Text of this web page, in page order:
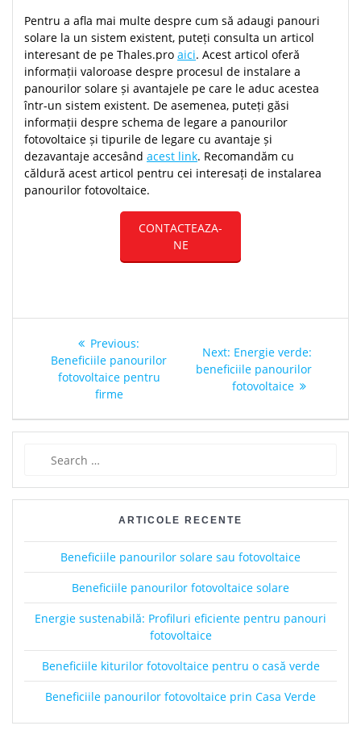
Pentru a afla mai multe despre cum să adaugi panouri
solare la un sistem existent, puteți consulta un articol
interesant de pe Thales.pro aici. Acest articol oferă
informații valoroase despre procesul de instalare a
panourilor solare și avantajele pe care le aduc acestea
într-un sistem existent. De asemenea, puteți găsi
informații despre schema de legare a panourilor
fotovoltaice și tipurile de legare cu avantaje și
dezavantaje accesând acest link. Recomandăm cu
căldură acest articol pentru cei interesați de instalarea
panourilor fotovoltaice.
CONTACTEAZA-
NE
navigation
Previous:
post:
Beneficiile panourilor
fotovoltaice pentru
firme
Next: Next
post:
Energie verde:
beneficiile panourilor
fotovoltaice
ARTICOLE RECENTE
Beneficiile panourilor solare sau fotovoltaice
Beneficiile panourilor fotovoltaice solare
Energie sustenabilă: Profiluri eficiente pentru panouri
fotovoltaice
Beneficiile kiturilor fotovoltaice pentru o casă verde
Beneficiile panourilor fotovoltaice prin Casa Verde